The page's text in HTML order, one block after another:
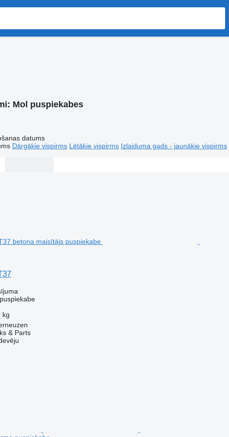
Mol puspiekabes
datums
Dārgākie vispirms Lētākie vispirms Izlaiduma gads - jaunākie vispirms
kg
& Parts